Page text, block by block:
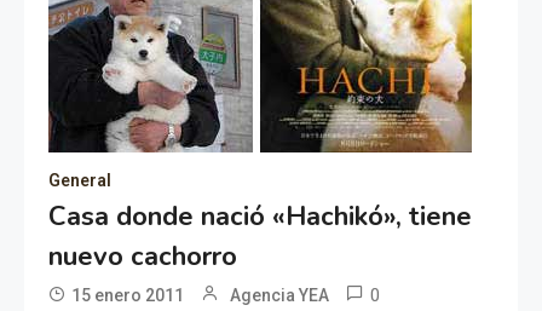
General
Casa donde nació «Hachikó», tiene
nuevo cachorro
15 enero 2011 Agencia YEA 0